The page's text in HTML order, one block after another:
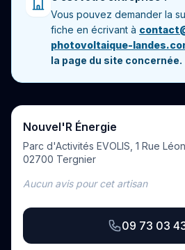
Vous pouvez demander la
fiche en écrivant à
photovoltaique-
la page du site concernée.
Nouvel'R Énergie
Parc d'Activités EVOLIS, 1 Rue
02700 Tergnier
Aucun avis pour cet artisan
09 73 03